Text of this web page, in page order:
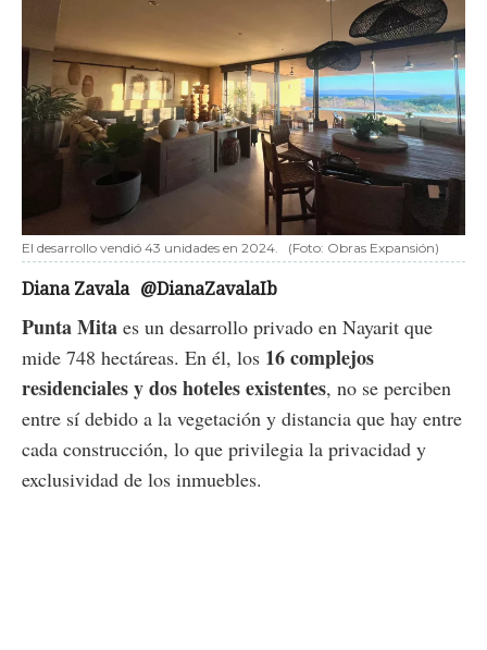
El desarrollo vendió 43 unidades en 2024. (Foto: Obras Expansión)
Diana Zavala @DianaZavalaIb
Punta Mita es un desarrollo privado en Nayarit que
mide 748 hectáreas. En él, los 16 complejos
residenciales y dos hoteles existentes, no se perciben
entre sí debido a la vegetación y distancia que hay entre
cada construcción, lo que privilegia la privacidad y
exclusividad de los inmuebles.